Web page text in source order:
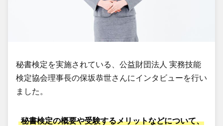
秘書検定を実施されている、公益財団法人 実務技能
検定協会理事長の保坂恭世さんにインタビューを行い
ました。
秘書検定の概要や受験するメリットなどについて、